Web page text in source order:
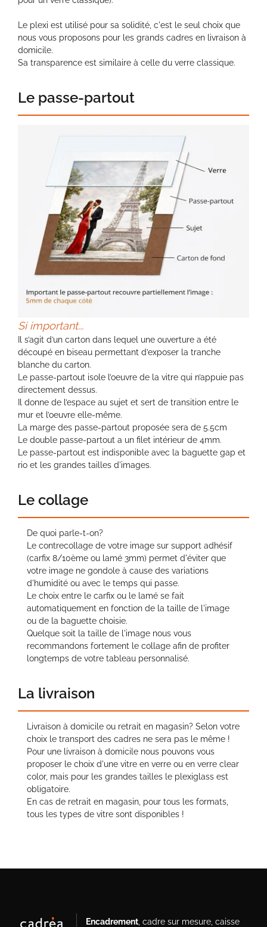
Le plexi est utilisé pour sa solidité, c'est le seul choix que
nous vous proposons pour les grands cadres en livraison à
domicile.
Sa transparence est similaire à celle du verre classique.
Le passe-partout
Si important...
Il s’agit d’un carton dans lequel une ouverture a été
découpé en biseau permettant d’exposer la tranche
blanche du carton.
Le passe-partout isole l’oeuvre de la vitre qui n’appuie pas
directement dessus.
Il donne de l’espace au sujet et sert de transition entre le
mur et l’oeuvre elle-même.
La marge des passe-partout proposée sera de 5.5cm
Le double passe-partout a un filet intérieur de 4mm.
Le passe-partout est indisponible avec la baguette gap et
rio et les grandes tailles d'images.
Le collage
De quoi parle-t-on?
Le contrecollage de votre image sur support adhésif
(carfix 8/10ème ou lamé 3mm) permet d'éviter que
votre image ne gondole à cause des variations
d'humidité ou avec le temps qui passe.
Le choix entre le carfix ou le lamé se fait
automatiquement en fonction de la taille de l'image
ou de la baguette choisie.
Quelque soit la taille de l'image nous vous
recommandons fortement le collage afin de profiter
longtemps de votre tableau personnalisé.
La livraison
Livraison à domicile ou retrait en magasin? Selon votre
choix le transport des cadres ne sera pas le même !
Pour une livraison à domicile nous pouvons vous
proposer le choix d'une vitre en verre ou en verre clear
color, mais pour les grandes tailles le plexiglass est
obligatoire.
En cas de retrait en magasin, pour tous les formats,
tous les types de vitre sont disponibles !
Encadrement, cadre sur mesure, caisse